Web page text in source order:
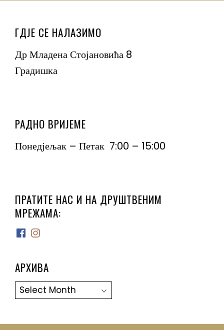
ГДЈЕ СЕ НАЛАЗИМО
Др Младена Стојановића 8
Градишка
РАДНО ВРИЈЕМЕ
Понедјељак – Петак 7:00 – 15:00
ПРАТИТЕ НАС И НА ДРУШТВЕНИМ
МРЕЖАМА:
Facebook
Instagram
АРХИВА
Архива